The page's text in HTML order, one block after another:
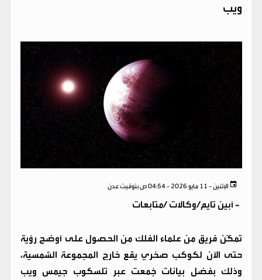
ويب
الإثنين - 11 مايو 2026 - 04:54 ص بتوقيت عدن
- أبين تايم/وكالات /متابعات
تمكّن فريق من علماء الفلك من الحصول على أوضح رؤية
حتى الآن لكوكب صخري يقع خارج المجموعة الشمسية،
وذلك بفضل بيانات جُمعت عبر تلسكوب جيمس ويب